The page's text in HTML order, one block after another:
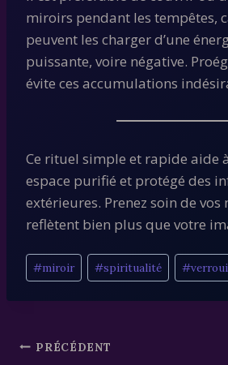
miroirs pendant les tempêtes,
peuvent les charger d’une
puissante, voire négative.
évite ces accumulations
Ce rituel simple et rapide aide
espace purifié et protégé des
extérieures. Prenez soin de
reflètent bien plus que votre
Étiquettes
de
la
#miroir #spiritualité #
Navigation
PRÉCÉDENT